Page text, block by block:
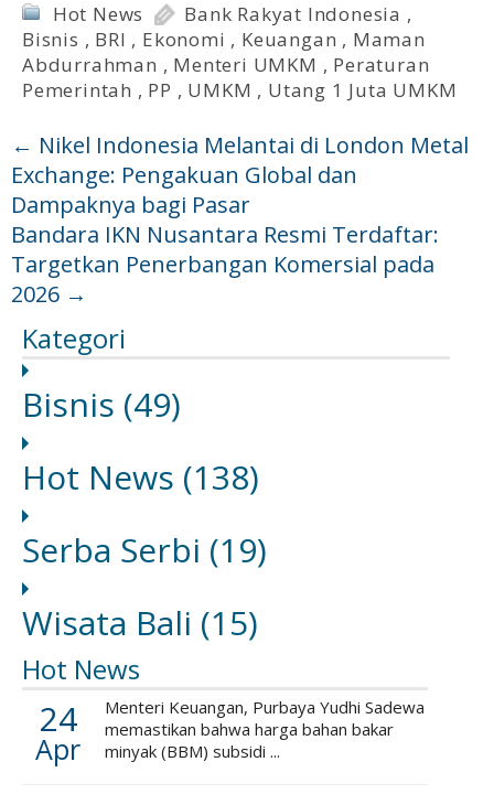
Hot News
Bank Rakyat Indonesia ,
Bisnis , BRI , Ekonomi , Keuangan , Maman
Abdurrahman , Menteri UMKM , Peraturan
Pemerintah , PP , UMKM , Utang 1 Juta UMKM
← Nikel Indonesia Melantai di London Metal
Exchange: Pengakuan Global dan
Dampaknya bagi Pasar
Bandara IKN Nusantara Resmi Terdaftar:
Targetkan Penerbangan Komersial pada
2026 →
Kategori
Bisnis (49)
Hot News (138)
Serba Serbi (19)
Wisata Bali (15)
Hot News
24
Apr
Menteri Keuangan, Purbaya Yudhi Sadewa
memastikan bahwa harga bahan bakar
minyak (BBM) subsidi ...